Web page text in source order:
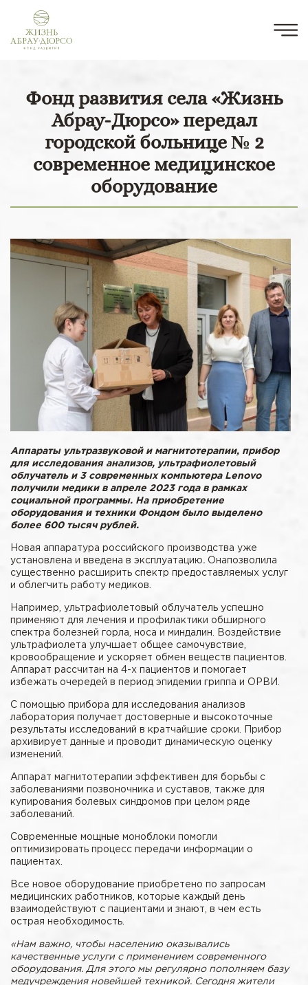
Фонд развития села «Жизнь
Абрау-Дюрсо» передал
городской больнице № 2
современное медицинское
оборудование
Аппараты ультразвуковой и магнитотерапии, прибор
для исследования анализов, ультрафиолетовый
облучатель и 3 современных компьютера Lenovo
получили медики в апреле 2023 года в рамках
социальной программы. На приобретение
оборудования и техники Фондом было выделено
более 600 тысяч рублей.
Новая аппаратура российского производства уже
установлена и введена в эксплуатацию. Онапозволила
существенно расширить спектр предоставляемых услуг
и облегчить работу медиков.
Например, ультрафиолетовый облучатель успешно
применяют для лечения и профилактики обширного
спектра болезней горла, носа и миндалин. Воздействие
ультрафиолета улучшает общее самочувствие,
кровообращение и ускоряет обмен веществ пациентов.
Аппарат рассчитан на 4-х пациентов и помогает
избежать очередей в период эпидемии гриппа и ОРВИ.
С помощью прибора для исследования анализов
лаборатория получает достоверные и высокоточные
результаты исследований в кратчайшие сроки. Прибор
архивирует данные и проводит динамическую оценку
изменений.
Аппарат магнитотерапии эффективен для борьбы с
заболеваниями позвоночника и суставов, также для
купирования болевых синдромов при целом ряде
заболеваний.
Современные мощные моноблоки помогли
оптимизировать процесс передачи информации о
пациентах.
Все новое оборудование приобретено по запросам
медицинских работников, которые каждый день
взаимодействуют с пациентами и знают, в чем есть
острая необходимость.
«Нам важно, чтобы населению оказывались
качественные услуги с применением современного
оборудования. Для этого мы регулярно пополняем базу
медучреждения новейшей техникой. Сегодня жители